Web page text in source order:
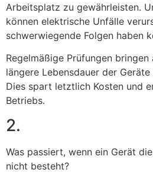
Arbeitsplatz zu gewährleisten.
können elektrische Unfälle
schwerwiegende Folgen haben
Regelmäßige Prüfungen
längere Lebensdauer der
Dies spart letztlich Kosten und
Betriebs.
2.
Was passiert, wenn ein Gerät
nicht besteht?